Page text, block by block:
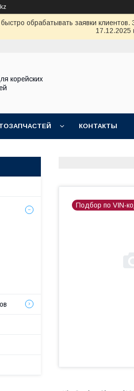
обрабатывать заявки
17.12.2025
корейских
КОНТАКТЫ
Подбор по VIN-